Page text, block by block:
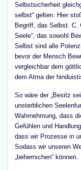
Selbstsicherheit
selbst“ gelten. Hier
Begriff, das Selbst. C.
Seele“, das sowohl
Selbst sind alle
bevor der Mensch
vergleichbar dem
dem Atma der
So wäre der „Besitz
unsterblichen
Wahrnehmung, dass
Gefühlen und
dass wir Prozesse in
Sodass wir unseren
„beherrschen“ können.